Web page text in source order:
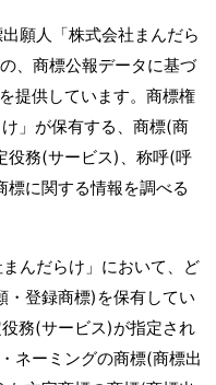
願人「株式会社まんだら
、商標公報データに基づ
提供しています。商標権
」が保有する、商標(商
役務(サービス)、称呼(呼
に関する情報を調べる
んだらけ」において、ど
・登録商標)を保有してい
務(サービス)が指定され
ネーミングの商標(商標出